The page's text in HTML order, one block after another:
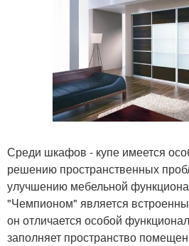
Среди шкафов - купе имеется
решению пространственных
улучшению мебельной
"Чемпионом" является
он отличается особой
заполняет пространство